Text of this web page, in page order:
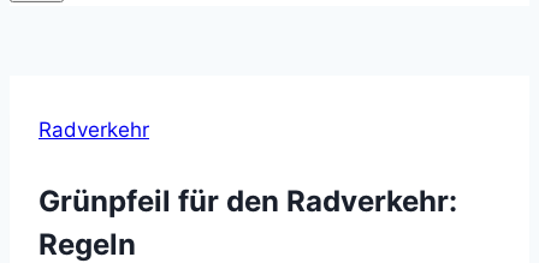
Radverkehr
Grünpfeil für den Radverkehr:
Regeln